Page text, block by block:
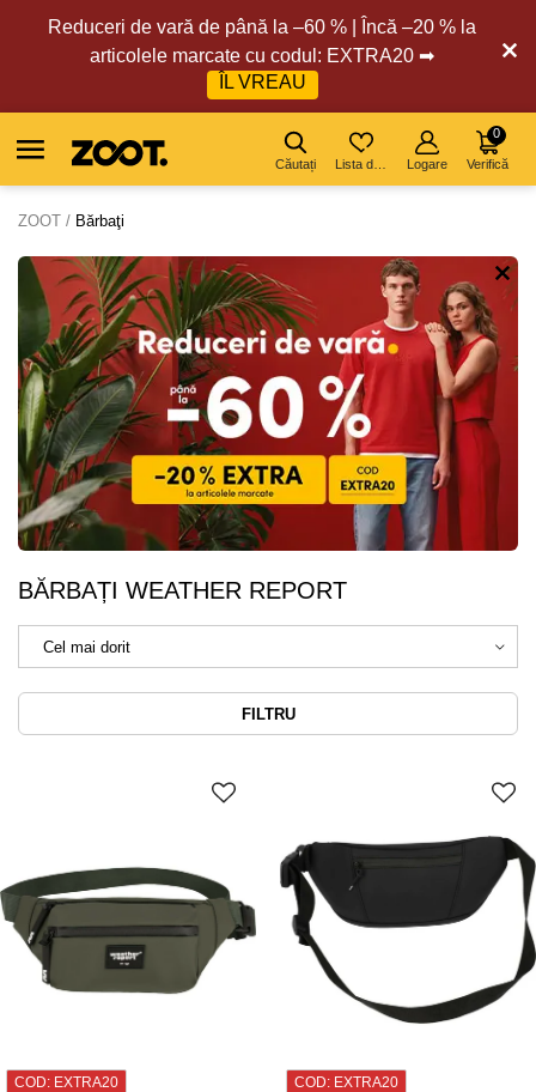
Reduceri de vară de până la –60 % | Încă –20 % la
articolele marcate cu codul: EXTRA20 ➡
ÎL VREAU
Căutați Logare Verifică
0
ZOOT Bărbaţi
BĂRBAȚI WEATHER REPORT
FILTRU
COD: EXTRA20 COD: EXTRA20